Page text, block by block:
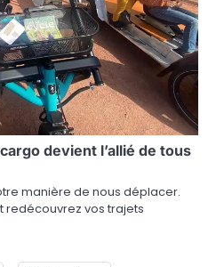
devient l’allié de tous
manière de nous déplacer.
redécouvrez vos trajets